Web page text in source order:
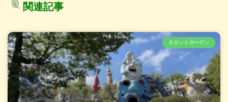
関連記事
タロットガーデン